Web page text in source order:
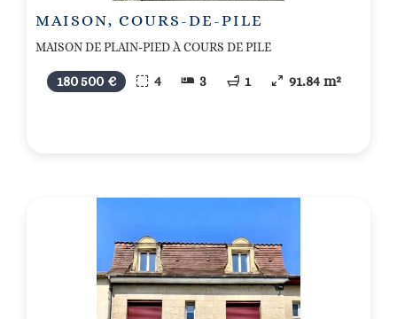
MAISON, COURS-DE-PILE
MAISON DE PLAIN-PIED À COURS DE PILE
180 500 € 4 3 1 91.84 m²